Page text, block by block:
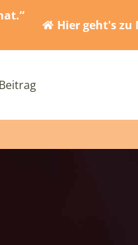
Hier geht's zu